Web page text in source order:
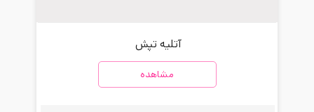
آتلیه تپش
مشاهده